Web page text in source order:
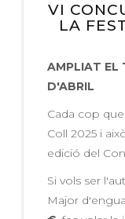
VI
LA
AMPLIAT EL
D'ABRIL
Cada cop
Coll 2025 i
edició del
Si vols ser
Major